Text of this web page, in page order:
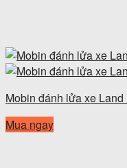
Mobin đánh lửa xe
Mua ngay